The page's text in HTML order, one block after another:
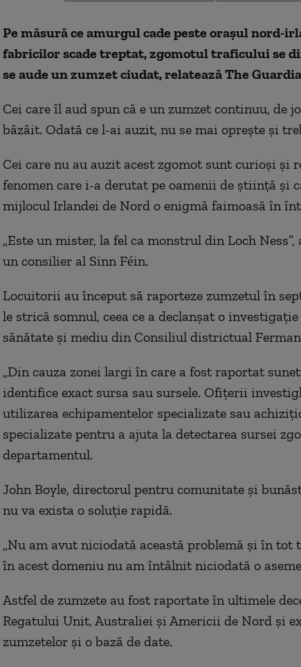
Pe măsură ce amurgul cade peste orașul nord-
fabricilor scade treptat, zgomotul traficului se
se aude un zumzet ciudat, relatează The
Cei care îl aud spun că e un zumzet continuu, de
bâzâit. Odată ce l-ai auzit, nu se mai oprește și
Cei care nu au auzit acest zgomot sunt curioși și
fenomen care i-a derutat pe oamenii de știință și
mijlocul Irlandei de Nord o enigmă faimoasă în
„Este un mister, la fel ca monstrul din Loch
un consilier al Sinn Féin.
Locuitorii au început să raporteze zumzetul în
le strică somnul, ceea ce a declanșat o
sănătate și mediu din Consiliul districtual
„Din cauza zonei largi în care a fost raportat
identifice exact sursa sau sursele. Ofițerii
utilizarea echipamentelor specializate sau
specializate pentru a ajuta la detectarea sursei
departamentul.
John Boyle, directorul pentru comunitate și
nu va exista o soluție rapidă.
„Nu am avut niciodată această problemă și în
în acest domeniu nu am întâlnit niciodată o
Astfel de zumzete au fost raportate în ultimele
Regatului Unit, Australiei și Americii de Nord și
zumzetelor și o bază de date.